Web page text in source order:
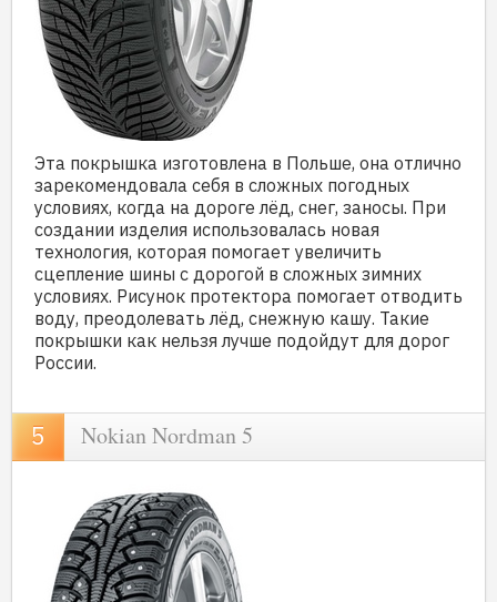
Эта покрышка изготовлена в Польше, она отлично
зарекомендовала себя в сложных погодных
условиях, когда на дороге лёд, снег, заносы. При
создании изделия использовалась новая
технология, которая помогает увеличить
сцепление шины с дорогой в сложных зимних
условиях. Рисунок протектора помогает отводить
воду, преодолевать лёд, снежную кашу. Такие
покрышки как нельзя лучше подойдут для дорог
России.
Nokian Nordman 5